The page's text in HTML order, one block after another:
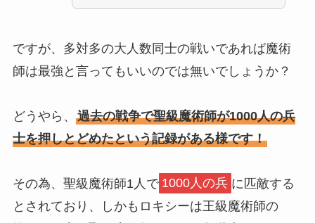
ですが、多対多の大人数同士の戦いであれば魔術
師は最強と言ってもいいのでは無いでしょうか？
どうやら、 過去の戦争で聖級魔術師が1000人の兵
士を押しとどめたという記録がある様です！
その為、聖級魔術師1人で 1000人の兵 に匹敵する
とされており、しかもロキシーは王級魔術師の